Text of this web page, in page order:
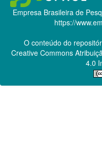
Empresa Brasileira de
https://
O conteúdo do
Creative Commons
4.0